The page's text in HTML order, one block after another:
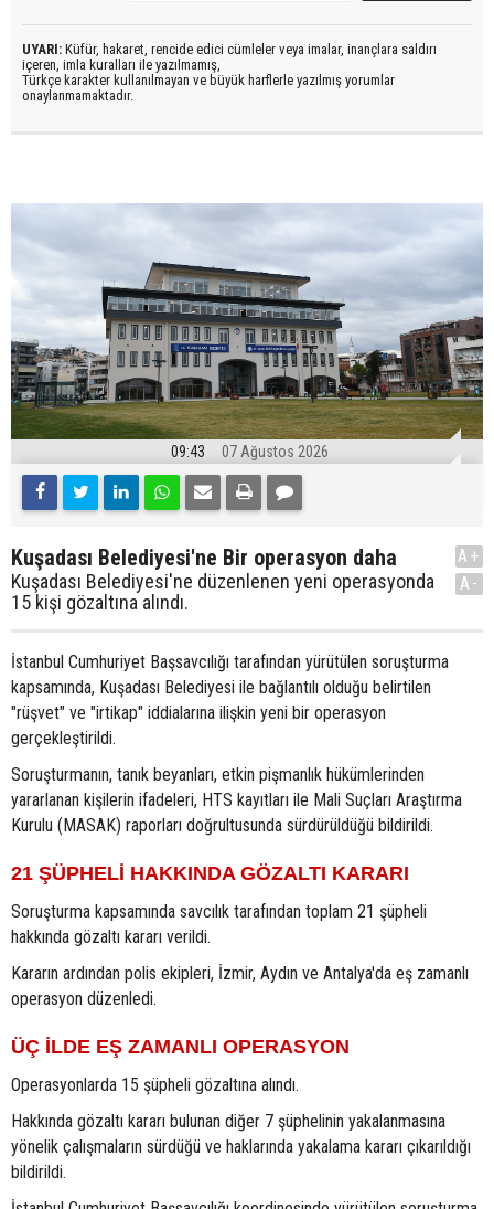
UYARI: Küfür, hakaret, rencide edici cümleler veya imalar, inançlara saldırı
içeren, imla kuralları ile yazılmamış,
Türkçe karakter kullanılmayan ve büyük harflerle yazılmış yorumlar
onaylanmamaktadır.
09:43 07 Ağustos 2026
Kuşadası Belediyesi'ne Bir operasyon daha
Kuşadası Belediyesi'ne düzenlenen yeni operasyonda
15 kişi gözaltına alındı.
A+
A-
İstanbul Cumhuriyet Başsavcılığı tarafından yürütülen soruşturma
kapsamında, Kuşadası Belediyesi ile bağlantılı olduğu belirtilen
"rüşvet" ve "irtikap" iddialarına ilişkin yeni bir operasyon
gerçekleştirildi.
Soruşturmanın, tanık beyanları, etkin pişmanlık hükümlerinden
yararlanan kişilerin ifadeleri, HTS kayıtları ile Mali Suçları Araştırma
Kurulu (MASAK) raporları doğrultusunda sürdürüldüğü bildirildi.
21 ŞÜPHELİ HAKKINDA GÖZALTI KARARI
Soruşturma kapsamında savcılık tarafından toplam 21 şüpheli
hakkında gözaltı kararı verildi.
Kararın ardından polis ekipleri, İzmir, Aydın ve Antalya'da eş zamanlı
operasyon düzenledi.
ÜÇ İLDE EŞ ZAMANLI OPERASYON
Operasyonlarda 15 şüpheli gözaltına alındı.
Hakkında gözaltı kararı bulunan diğer 7 şüphelinin yakalanmasına
yönelik çalışmaların sürdüğü ve haklarında yakalama kararı çıkarıldığı
bildirildi.